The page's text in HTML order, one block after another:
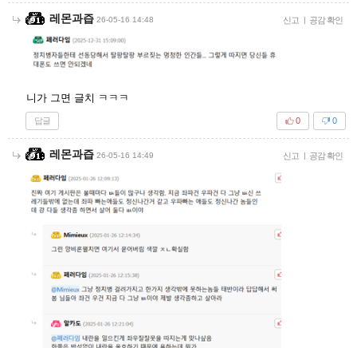
레몬과즙 26-05-16 14:48 신고 | 공감 확인
니가 그면 글치 ㅋㅋㅋ
답글 0
0
레몬과즙 26-05-16 14:49 신고 | 공감 확인